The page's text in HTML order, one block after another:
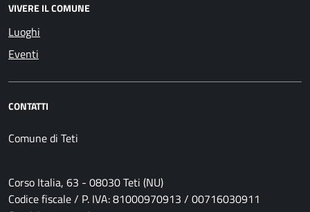
VIVERE IL COMUNE
Luoghi
Eventi
CONTATTI
Comune di Teti
Corso Italia, 63 - 08030 Teti (NU)
Codice fiscale / P. IVA: 81000970913 / 00716030911